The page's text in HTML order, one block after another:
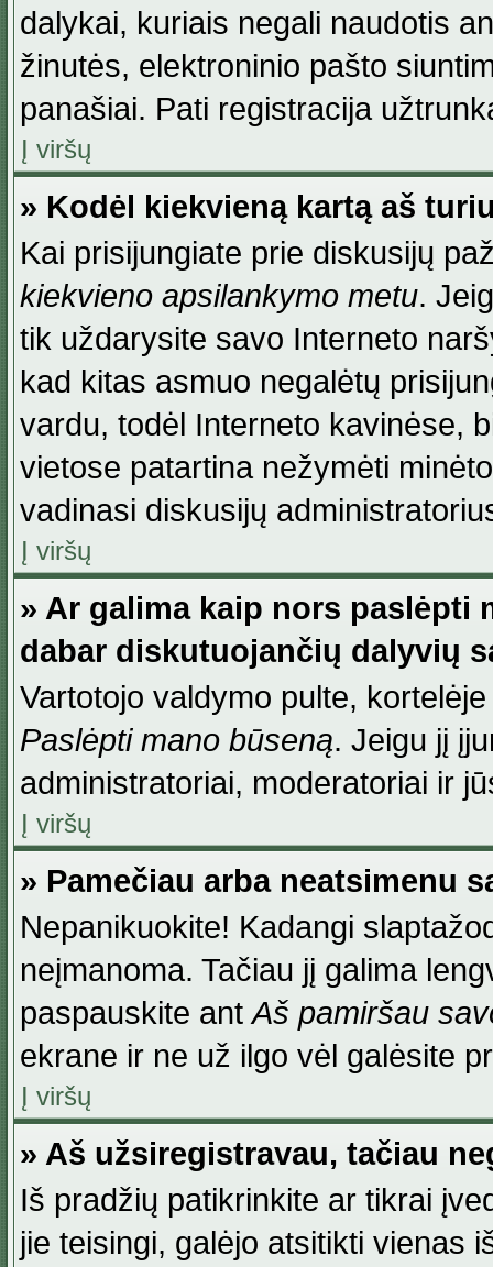
dalykai, kuriais negali naudotis
žinutės, elektroninio pašto
panašiai. Pati registracija
Į viršų
» Kodėl kiekvieną kartą aš
Kai prisijungiate prie diskusijų
kiekvieno apsilankymo metu.
tik uždarysite savo Interneto
kad kitas asmuo negalėtų
vardu, todėl Interneto kavinėse,
vietose patartina nežymėti
vadinasi diskusijų
Į viršų
» Ar galima kaip nors paslėpti
dabar diskutuojančių dalyvių
Vartotojo valdymo pulte,
Paslėpti mano būseną. Jeigu jį
administratoriai, moderatoriai ir
Į viršų
» Pamečiau arba neatsimenu
Nepanikuokite! Kadangi
neįmanoma. Tačiau jį galima
paspauskite antAš pamiršau
ekrane ir ne už ilgo vėl galėsite
Į viršų
» Aš užsiregistravau, tačiau
Iš pradžių patikrinkite ar tikrai
jie teisingi, galėjo atsitikti vienas